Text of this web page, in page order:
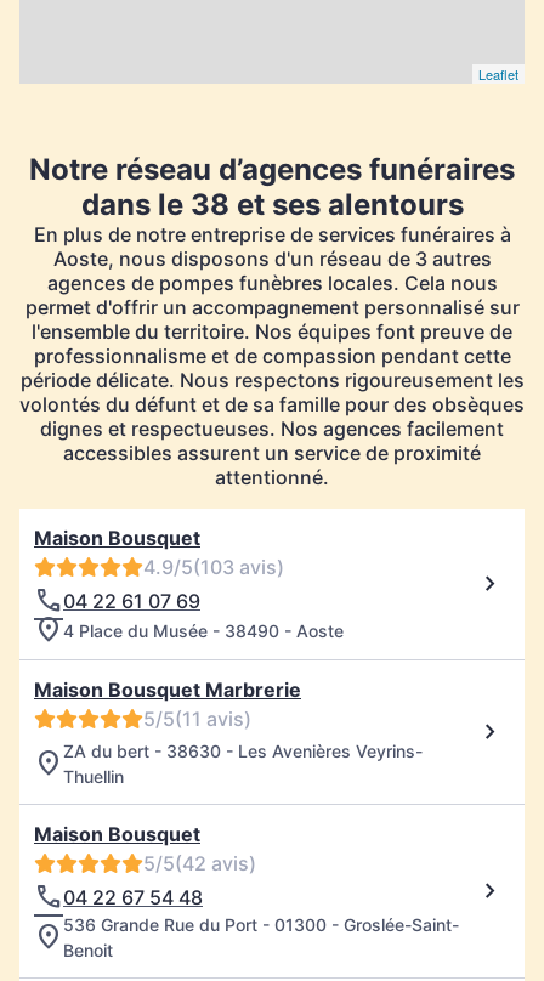
Leaflet
Notre réseau d’agences funéraires
dans le 38 et ses alentours
En plus de notre entreprise de services funéraires à
Aoste, nous disposons d'un réseau de 3 autres
agences de pompes funèbres locales. Cela nous
permet d'offrir un accompagnement personnalisé sur
l'ensemble du territoire. Nos équipes font preuve de
professionnalisme et de compassion pendant cette
période délicate. Nous respectons rigoureusement les
volontés du défunt et de sa famille pour des obsèques
dignes et respectueuses. Nos agences facilement
accessibles assurent un service de proximité
attentionné.
Maison Bousquet
4.9/5(103 avis)
04 22 61 07 69
4 Place du Musée - 38490 - Aoste
Maison Bousquet Marbrerie
5/5(11 avis)
ZA du bert - 38630 - Les Avenières Veyrins-
Thuellin
Maison Bousquet
5/5(42 avis)
04 22 67 54 48
536 Grande Rue du Port - 01300 - Groslée-Saint-
Benoit